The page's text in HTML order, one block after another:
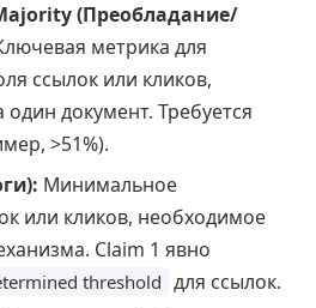
(Преобладание/
метрика для
ссылок или кликов,
документ. Требуется
>51%).
Минимальное
или кликов, необходимое
Claim 1 явно
threshold для ссылок.